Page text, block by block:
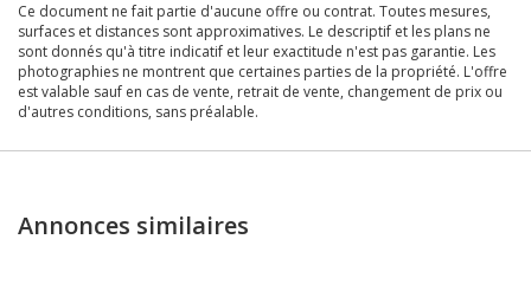
Ce document ne fait partie d'aucune offre ou contrat. Toutes mesures,
surfaces et distances sont approximatives. Le descriptif et les plans ne
sont donnés qu'à titre indicatif et leur exactitude n'est pas garantie. Les
photographies ne montrent que certaines parties de la propriété. L'offre
est valable sauf en cas de vente, retrait de vente, changement de prix ou
d'autres conditions, sans préalable.
Annonces similaires